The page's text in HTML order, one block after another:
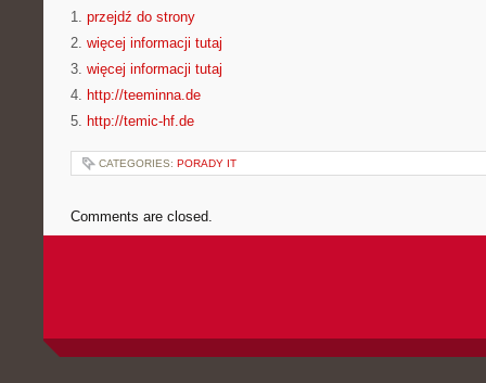
1. przejdź do strony
2. więcej informacji tutaj
3. więcej informacji tutaj
4. http://teeminna.de
5. http://temic-hf.de
CATEGORIES: PORADY IT
Comments are closed.